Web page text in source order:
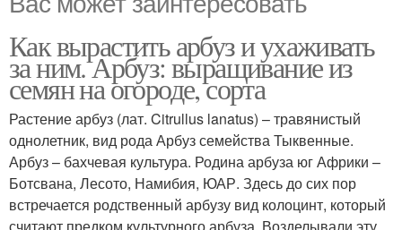
Как вырастить арбуз и ухаживать
за ним. Арбуз: выращивание из
семян на огороде, сорта
Растение арбуз (лат. Citrullus lanatus) – травянистый
однолетник, вид рода Арбуз семейства Тыквенные.
Арбуз – бахчевая культура. Родина арбуза юг Африки –
Ботсвана, Лесото, Намибия, ЮАР. Здесь до сих пор
встречается родственный арбузу вид колоцинт, который